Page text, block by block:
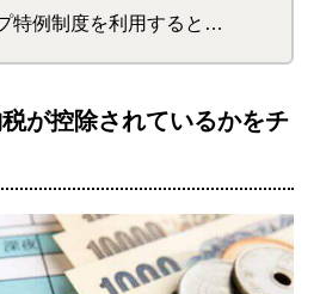
特例制度を利用すると、
定申告不要でふるさと納
ンストップ特例制度を利
を確定申告する場合との
い、どちらがお得かにつ
てまとめました。
が控除されているかをチ